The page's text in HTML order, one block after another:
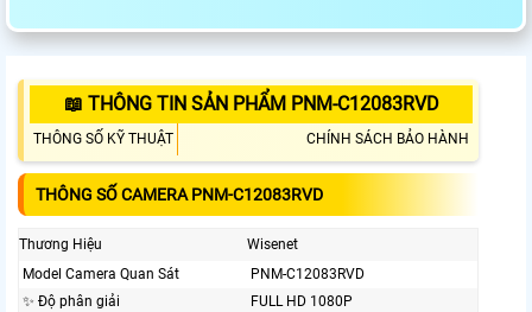
📖 THÔNG TIN SẢN PHẨM PNM-C12083RVD
THÔNG SỐ KỸ THUẬT CHÍNH SÁCH BẢO HÀNH
THÔNG SỐ CAMERA PNM-C12083RVD
Thương Hiệu
Wisenet
Model Camera Quan Sát
PNM-C12083RVD
✨ Độ phân giải
FULL HD 1080P